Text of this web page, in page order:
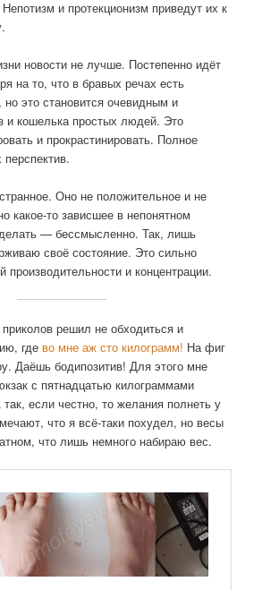
и протекционизм приведут их к
новости не лучше. Постепенно идёт
на то, что в бравых речах есть
но это становится очевидным и
и кошелька простых людей. Это
и прокрастинировать. Полное
Оно не положительное и не
какое-то зависшее в непонятном
— бессмысленно. Так, лишь
своё состояние. Это сильно
производительности и концентрации.
решил не обходиться и
где во мне аж сто килограмм! На фиг
Даёшь бодипозитив! Для этого мне
с пятнадцатью килограммами
если честно, то желания полнеть у
что я всё-таки похудел, но весы
что лишь немного набираю вес.